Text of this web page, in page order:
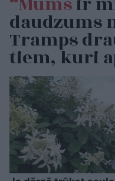
daudzums
Tramps
tiem, kuri